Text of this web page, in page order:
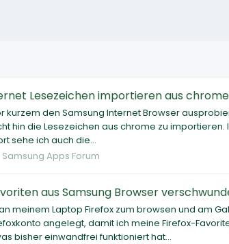
Lesezeichen importieren aus
kurzem den Samsung Internet Browser
hin die Lesezeichen aus chrome zu
sehe ich auch die...
Samsung Apps Forum
aus Samsung Browser
meinem Laptop Firefox zum browsen und am
angelegt, damit ich meine Firefox-
bisher einwandfrei funktioniert hat...